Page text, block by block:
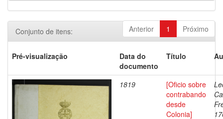
Anterior 1 Próximo
Conjunto de itens:
Pré-visualização
Data do
documento
Título
1819
[Oficio sobre
contrabando
desde
Colonia]